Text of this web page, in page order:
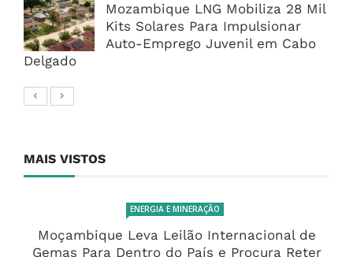
Mozambique LNG Mobiliza 28 Mil
Kits Solares Para Impulsionar
Auto-Emprego Juvenil em Cabo
Delgado
MAIS VISTOS
ENERGIA E MINERAÇÃO
Moçambique Leva Leilão Internacional de
Gemas Para Dentro do País e Procura Reter